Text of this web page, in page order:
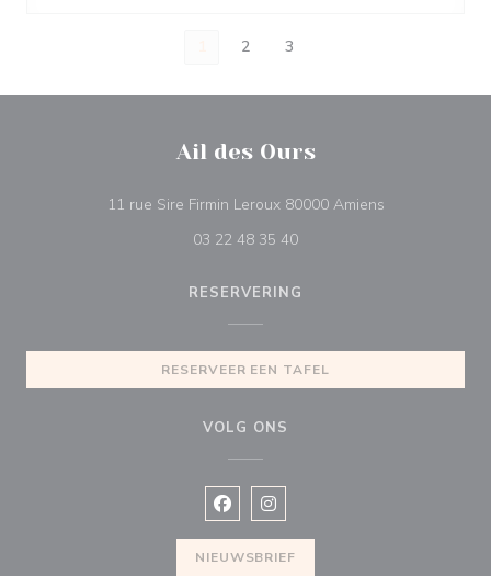
2 3
Ail des Ours
11 rue Sire Firmin Leroux 80000 Amiens((opent in een
03 22 48 35 40
RESERVERING
RESERVEER EEN TAFEL
VOLG ONS
Facebook ((opent in een nieuw
Instagram ((opent in een
NIEUWSBRIEF